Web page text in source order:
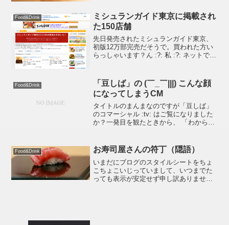
Food&Drink
ミシュランガイド東京に掲載され
た150店舗
先日発売されたミシュランガイド東京、
初版12万部完売だそうで。買われた方い
らっしゃいます？ん :?: 私 :?: ネットで調
Food&Drink
「豆しば」の (￣_￣|||) こんな顔
になってしまうCM
タイトルのまんまなのですが「豆しば」
のコマーシャル :tv: はご覧になりました
か？一発目を観たときから、 「わからな
しば」 と 第5話の 「枝豆しば」 で ...
Food&Drink お寿司屋さんの符丁（隠語）
いまだにブログのスタイルシートをちょ
こちょこいじっていまして、いつまでた
っても表示が安定せず申し訳ありませ